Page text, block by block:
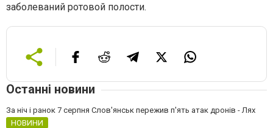
заболеваний ротовой полости.
Останні новини
За ніч і ранок 7 серпня Слов'янськ пережив п'ять атак дронів - Лях
НОВИНИ